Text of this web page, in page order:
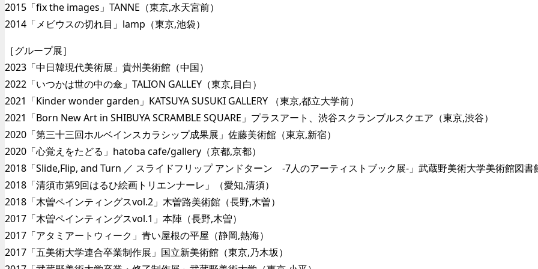
2015「fix the images」TANNE（東京,水天宮前）
2014「メビウスの切れ目」lamp（東京,池袋）
［グループ展］
2023「中日韓現代美術展」貴州美術館（中国）
2022「いつかは世の中の傘」TALION GALLEY（東京,目白）
2021「Kinder wonder garden」KATSUYA SUSUKI GALLERY （東京,都立大学前）
2021「Born New Art in SHIBUYA SCRAMBLE SQUARE」プラスアート、渋谷スクランブルスクエア（東京,渋谷）
2020「第三十三回ホルベインスカラシップ成果展」佐藤美術館（東京,新宿）
2020「心覚えをたどる」hatoba cafe/gallery（京都,京都）
2018「Slide,Flip, and Turn ／ スライドフリップ アンドターン -7人のアーティストブック展-」武蔵野美術大学美術館図書
2018「清須市第9回はるひ絵画トリエンナーレ」（愛知,清須）
2018「木曽ペインティングスvol.2」木曽路美術館（長野,木曽）
2017「木曽ペインティングスvol.1」本陣（長野,木曽）
2017「アタミアートウィーク」青い屋根の平屋（静岡,熱海）
2017「五美術大学連合卒業制作展」国立新美術館（東京,乃木坂）